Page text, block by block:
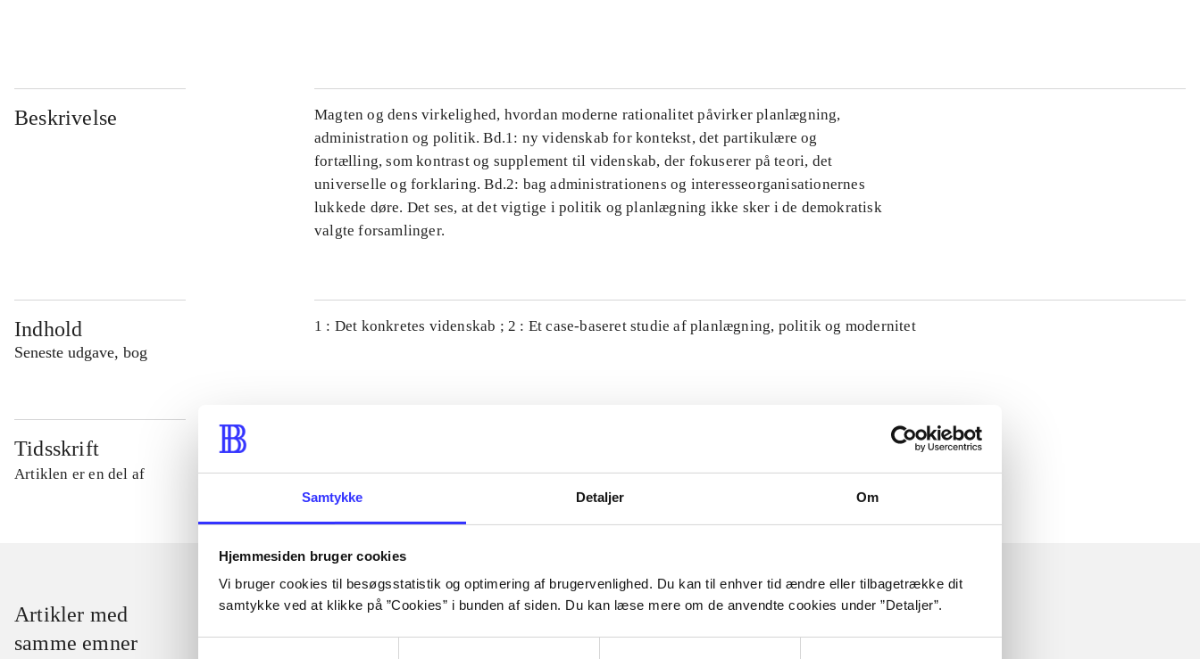
Samtykke Detaljer Om
Hjemmesiden bruger cookies
Vi bruger cookies til besøgsstatistik og optimering af brugervenlighed. Du kan til enhver tid ændre eller tilbagetrække dit
samtykke ved at klikke på ”Cookies” i bunden af siden. Du kan læse mere om de anvendte cookies under ”Detaljer”.
Beskrivelse
Magten og dens virkelighed, hvordan moderne rationalitet påvirker planlægning,
administration og politik. Bd.1: ny videnskab for kontekst, det partikulære og
fortælling, som kontrast og supplement til videnskab, der fokuserer på teori, det
universelle og forklaring. Bd.2: bag administrationens og interesseorganisationernes
lukkede døre. Det ses, at det vigtige i politik og planlægning ikke sker i de demokratisk
valgte forsamlinger.
Indhold
Seneste udgave, bog
1 : Det konkretes videnskab ; 2 : Et case-baseret studie af planlægning, politik og modernitet
Tidsskrift
Artiklen er en del af
Artikler med
samme emner